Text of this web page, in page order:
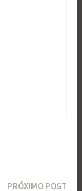
PRÓXIMO POST